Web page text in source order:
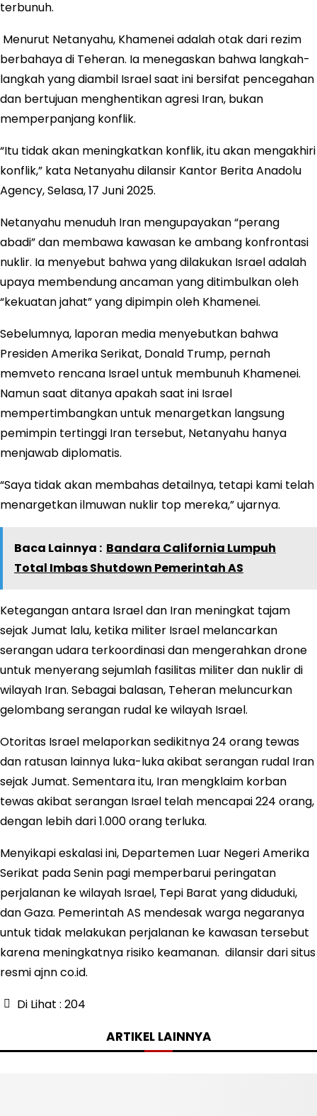
terbunuh.
Menurut Netanyahu, Khamenei adalah otak dari rezim
berbahaya di Teheran. Ia menegaskan bahwa langkah-
langkah yang diambil Israel saat ini bersifat pencegahan
dan bertujuan menghentikan agresi Iran, bukan
memperpanjang konflik.
“Itu tidak akan meningkatkan konflik, itu akan mengakhiri
konflik,” kata Netanyahu dilansir Kantor Berita Anadolu
Agency, Selasa, 17 Juni 2025.
Netanyahu menuduh Iran mengupayakan “perang
abadi” dan membawa kawasan ke ambang konfrontasi
nuklir. Ia menyebut bahwa yang dilakukan Israel adalah
upaya membendung ancaman yang ditimbulkan oleh
“kekuatan jahat” yang dipimpin oleh Khamenei.
Sebelumnya, laporan media menyebutkan bahwa
Presiden Amerika Serikat, Donald Trump, pernah
memveto rencana Israel untuk membunuh Khamenei.
Namun saat ditanya apakah saat ini Israel
mempertimbangkan untuk menargetkan langsung
pemimpin tertinggi Iran tersebut, Netanyahu hanya
menjawab diplomatis.
“Saya tidak akan membahas detailnya, tetapi kami telah
menargetkan ilmuwan nuklir top mereka,” ujarnya.
Baca Lainnya : Bandara California Lumpuh
Total Imbas Shutdown Pemerintah AS
Ketegangan antara Israel dan Iran meningkat tajam
sejak Jumat lalu, ketika militer Israel melancarkan
serangan udara terkoordinasi dan mengerahkan drone
untuk menyerang sejumlah fasilitas militer dan nuklir di
wilayah Iran. Sebagai balasan, Teheran meluncurkan
gelombang serangan rudal ke wilayah Israel.
Otoritas Israel melaporkan sedikitnya 24 orang tewas
dan ratusan lainnya luka-luka akibat serangan rudal Iran
sejak Jumat. Sementara itu, Iran mengklaim korban
tewas akibat serangan Israel telah mencapai 224 orang,
dengan lebih dari 1.000 orang terluka.
Menyikapi eskalasi ini, Departemen Luar Negeri Amerika
Serikat pada Senin pagi memperbarui peringatan
perjalanan ke wilayah Israel, Tepi Barat yang diduduki,
dan Gaza. Pemerintah AS mendesak warga negaranya
untuk tidak melakukan perjalanan ke kawasan tersebut
karena meningkatnya risiko keamanan. dilansir dari situs
resmi ajnn co.id.
Di Lihat : 204
ARTIKEL LAINNYA